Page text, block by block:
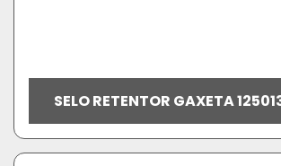
SELO RETENTOR GAXETA